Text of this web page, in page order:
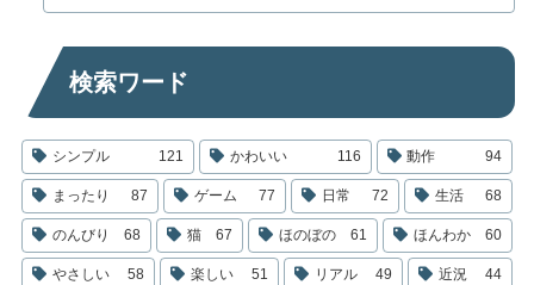
検索ワード
シンプル 121 かわいい 116 動作 94
まったり 87 ゲーム 77 日常 72 生活 68
のんびり 68 猫 67 ほのぼの 61 ほんわか 60
やさしい 58 楽しい 51 リアル 49 近況 44